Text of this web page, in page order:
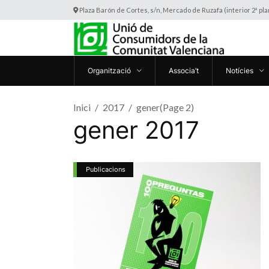
Plaza Barón de Cortes, s/n, Mercado de Ruzafa (interior 2ª
Organització Associa’t Notícies
Inici 2017 gener(Page 2)
gener 2017
Publicacions